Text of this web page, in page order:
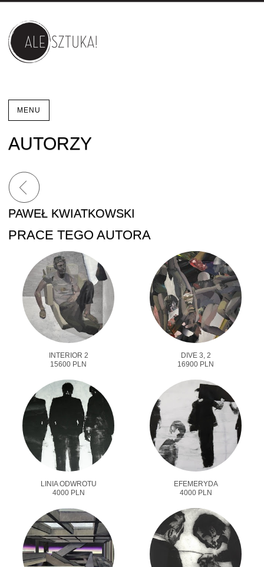
MENU
AUTORZY
PAWEŁ KWIATKOWSKI
PRACE TEGO AUTORA
INTERIOR 2
15600 PLN
DIVE 3, 2
16900 PLN
LINIA ODWROTU
4000 PLN
EFEMERYDA
4000 PLN